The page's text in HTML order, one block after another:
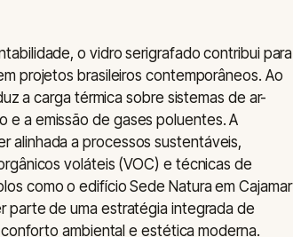
o vidro serigrafado contribui para
projetos brasileiros contemporâneos. Ao
a carga térmica sobre sistemas de ar-
e a emissão de gases poluentes. A
alinhada a processos sustentáveis,
voláteis (VOC) e técnicas de
como o edifício Sede Natura em Cajamar
parte de uma estratégia integrada de
ambiental e estética moderna.